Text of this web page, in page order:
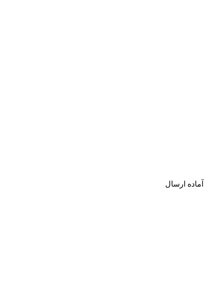
آماده ارسال